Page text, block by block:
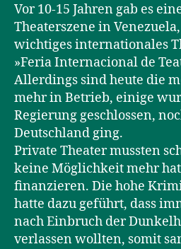
Vor 10-15 Jahren gab es
Theaterszene in
wichtiges internationales
»Feria Internacional de
Allerdings sind heute die
mehr in Betrieb, einige
Regierung geschlossen,
Deutschland ging.
Private Theater mussten
keine Möglichkeit mehr
finanzieren. Die hohe
hatte dazu geführt, dass
nach Einbruch der
verlassen wollten, somit